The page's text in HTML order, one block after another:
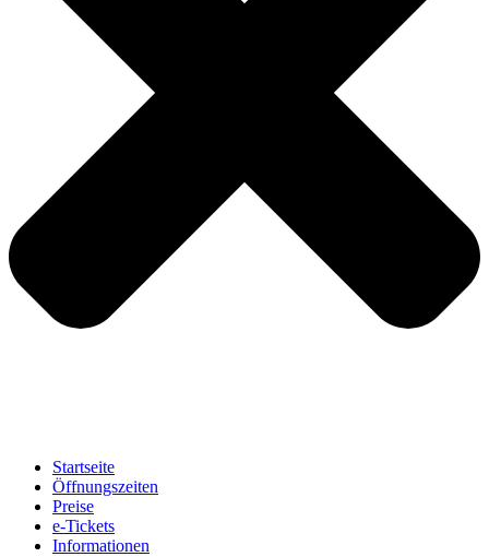
Startseite
Öffnungszeiten
Preise
e-Tickets
Informationen